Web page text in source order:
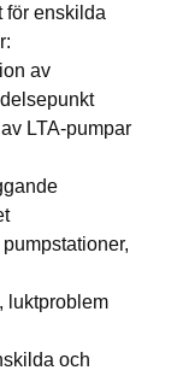
för enskilda
av
LTA‑pumpar
luktproblem
och